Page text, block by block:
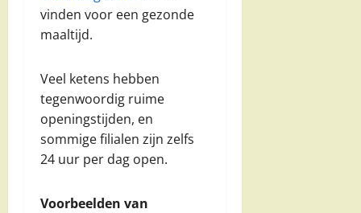
vinden voor een gezonde
maaltijd.
Veel ketens hebben
tegenwoordig ruime
openingstijden, en
sommige filialen zijn zelfs
24 uur per dag open.
Voorbeelden van